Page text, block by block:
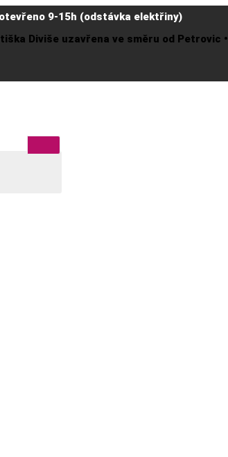
9-15h (odstávka elektřiny)
Diviše uzavřena ve směru od Petrovic •